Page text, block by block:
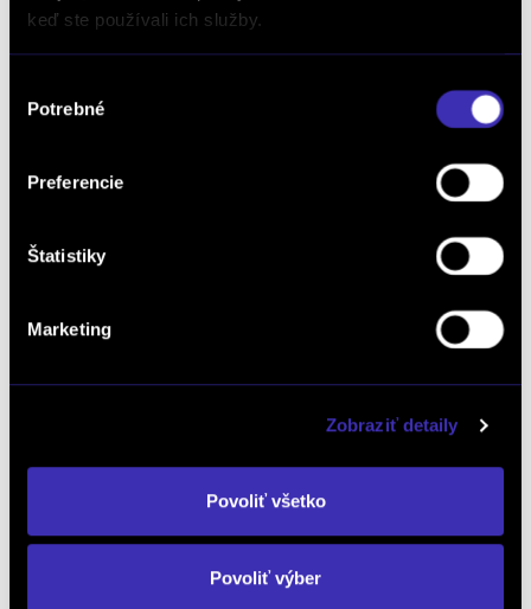
keď ste používali ich služby.
súhlasu
Potrebné
Preferencie
Štatistiky
Marketing
Zobraziť detaily
Povoliť všetko
Povoliť výber
s DPH
Možný odpočet DPH
22 790 €